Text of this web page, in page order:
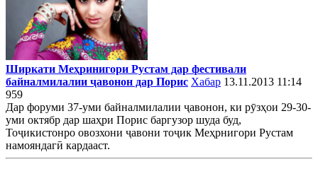
Ширкати Меҳринигори Рустам дар фестивали
байналмилалии ҷавонон дар Порис Хабар 13.11.2013 11:14
959
Дар форуми 37-уми байналмилалии ҷавонон, ки рӯзҳои 29-30-
уми октябр дар шаҳри Порис баргузор шуда буд,
Тоҷикистонро овозхони ҷавони тоҷик Меҳрнигори Рустам
намояндагӣ кардааст.